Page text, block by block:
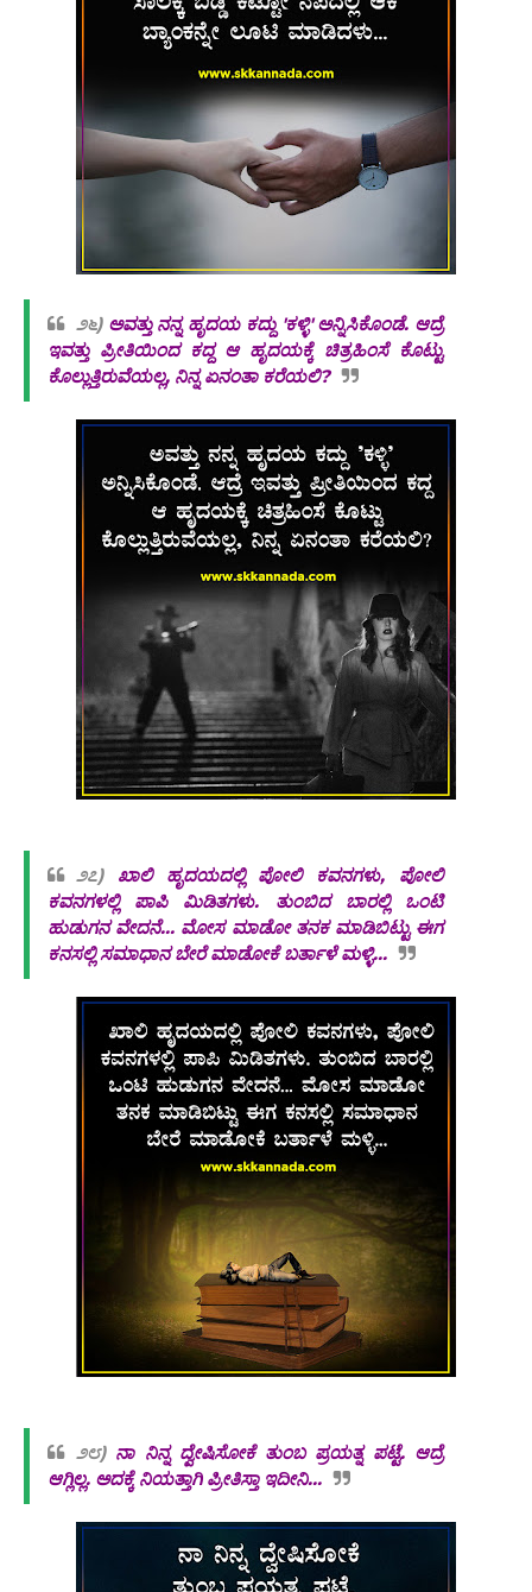
೨೬) ಅವತ್ತು ನನ್ನ ಹೃದಯ ಕದ್ದು 'ಕಳ್ಳಿ' ಅನ್ನಿಸಿಕೊಂಡೆ. ಆದ್ರೆ
ಇವತ್ತು ಪ್ರೀತಿಯಿಂದ ಕದ್ದ ಆ ಹೃದಯಕ್ಕೆ ಚಿತ್ರಹಿಂಸೆ ಕೊಟ್ಟು
ಕೊಲ್ಲುತ್ತಿರುವೆಯಲ್ಲ, ನಿನ್ನ ಏನಂತಾ ಕರೆಯಲಿ?
೨೭) ಖಾಲಿ ಹೃದಯದಲ್ಲಿ ಪೋಲಿ ಕವನಗಳು, ಪೋಲಿ
ಕವನಗಳಲ್ಲಿ ಪಾಪಿ ಮಿಡಿತಗಳು. ತುಂಬಿದ ಬಾರಲ್ಲಿ ಒಂಟಿ
ಹುಡುಗನ ವೇದನೆ... ಮೋಸ ಮಾಡೋ ತನಕ ಮಾಡಿಬಿಟ್ಟು ಈಗ
ಕನಸಲ್ಲಿ ಸಮಾಧಾನ ಬೇರೆ ಮಾಡೋಕೆ ಬರ್ತಾಳೆ ಮಳ್ಳಿ...
೨೮) ನಾ ನಿನ್ನ ದ್ವೇಷಿಸೋಕೆ ತುಂಬ ಪ್ರಯತ್ನ ಪಟ್ಟೆ. ಆದ್ರೆ
ಆಗ್ಲಿಲ್ಲ. ಅದಕ್ಕೆ ನಿಯತ್ತಾಗಿ ಪ್ರೀತಿಸ್ತಾ ಇದೀನಿ...